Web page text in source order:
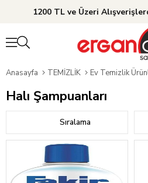
1200 TL ve Üzeri
Anasayfa TEMİZLİK Ev Temizlik
Halı Şampuanları
Sıralama